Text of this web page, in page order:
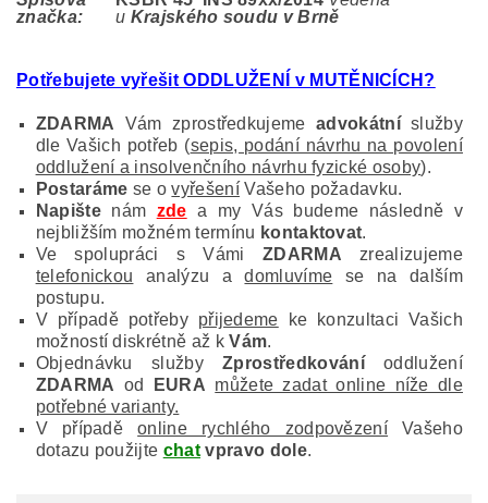
značka:
u Krajského soudu v Brně
Potřebujete vyřešit ODDLUŽENÍ v MUTĚNICÍCH?
ZDARMA Vám zprostředkujeme advokátníslužby
dle Vašich potřeb (sepis, podání návrhu na povolení
oddlužení a insolvenčního návrhu fyzické osoby).
Postaráme se ovyřešeníVašeho požadavku.
Napištenám zde a my Vás budeme následně v
nejbližším možném termínu kontaktovat.
Ve spolupráci s Vámi ZDARMA zrealizujeme
telefonickou analýzu adomluvíme se na dalším
postupu.
V případě potřeby přijedeme ke konzultaci Vašich
možností diskrétně až kVám.
Objednávku služby
Zprostředkováníoddlužení
ZDARMA od EURA můžete zadat online níže dle
potřebné varianty.
V případěonline rychlého zodpovězení Vašeho
dotazu použijte chatvpravo dole.